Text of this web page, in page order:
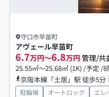
守口市早苗町
アヴェール早苗町
6.7万円～6.8万円 管理/共
25.55㎡～25.68㎡ (1K) /予定 /8
京阪本線「土居」駅 徒歩5分
駐輪場 オートロック エレ